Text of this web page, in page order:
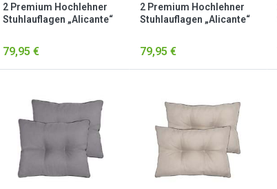
2 Premium Hochlehner
Stuhlauflagen „Alicante“
79,95 €
2 Premium Hochlehner
Stuhlauflagen „Alicante“
79,95 €